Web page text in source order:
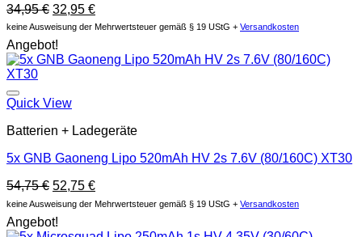
34,95€ Original
price
was:
34,95 €.
32,95 €Current
price
32,95 €.
keine Ausweisung der Mehrwertsteuer gemäß § 19 UStG + Versandkosten
Angebot!
Quick View
Batterien + Ladegeräte
5x GNB Gaoneng Lipo 520mAh HV 2s 7.6V (80/160C) XT30
54,75€ Original
price
was:
54,75 €.
52,75 €Current
price
52,75 €.
keine Ausweisung der Mehrwertsteuer gemäß § 19 UStG + Versandkosten
Angebot!